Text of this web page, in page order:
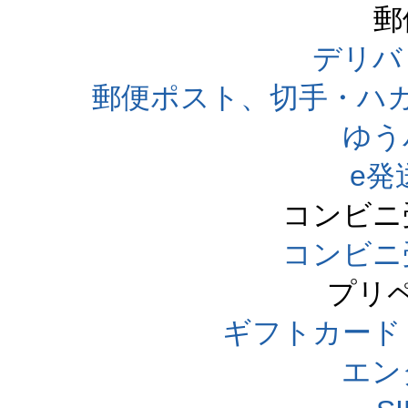
デリ
郵便ポスト、切手・ハ
ゆ
e発
コンビ
コンビ
プリ
ギフトカー
エ